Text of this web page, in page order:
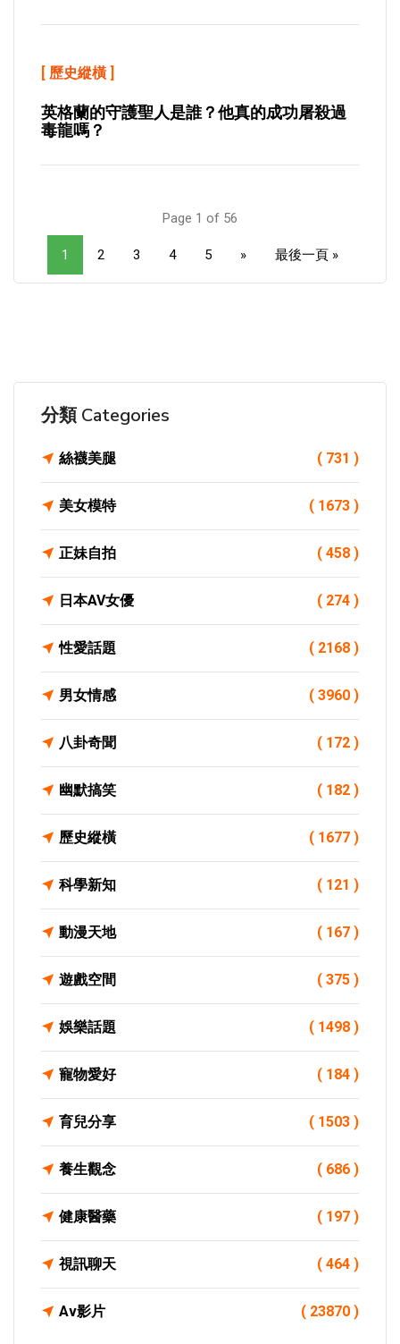
[ 歷史縱橫 ]
英格蘭的守護聖人是誰？他真的成功屠殺過
毒龍嗎？
Page 1 of 56
1 2 3 4 5 » 最後一頁 »
分類 Categories
絲襪美腿 ( 731 )
美女模特 ( 1673 )
正妹自拍 ( 458 )
日本AV女優 ( 274 )
性愛話題 ( 2168 )
男女情感 ( 3960 )
八卦奇聞 ( 172 )
幽默搞笑 ( 182 )
歷史縱橫 ( 1677 )
科學新知 ( 121 )
動漫天地 ( 167 )
遊戲空間 ( 375 )
娛樂話題 ( 1498 )
寵物愛好 ( 184 )
育兒分享 ( 1503 )
養生觀念 ( 686 )
健康醫藥 ( 197 )
視訊聊天 ( 464 )
Av影片 ( 23870 )